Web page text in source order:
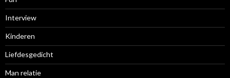
Interview
Kinderen
Liefdesgedicht
Man relatie